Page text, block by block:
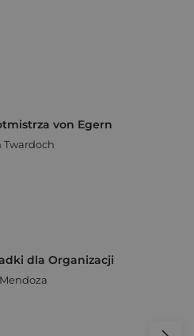
von Egern
Twardoch
dla Organizacji